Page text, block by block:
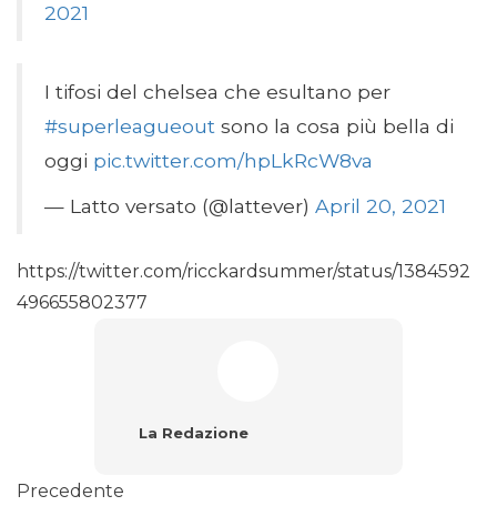
2021
I tifosi del chelsea che esultano per
#superleagueout sono la cosa più bella di
oggi pic.twitter.com/hpLkRcW8va
— Latto versato (@lattever) April 20, 2021
https://twitter.com/ricckardsummer/status/1384592
496655802377
La Redazione
Precedente